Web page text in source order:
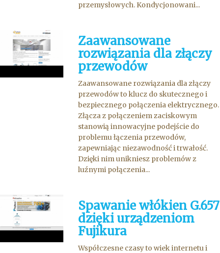
przemysłowych. Kondycjonowani...
Zaawansowane
rozwiązania dla złączy
przewodów
Zaawansowane rozwiązania dla złączy
przewodów to klucz do skutecznego i
bezpiecznego połączenia elektrycznego.
Złącza z połączeniem zaciskowym
stanowią innowacyjne podejście do
problemu łączenia przewodów,
zapewniając niezawodność i trwałość.
Dzięki nim unikniesz problemów z
luźnymi połączenia...
Spawanie włókien G.657
dzięki urządzeniom
Fujikura
Współczesne czasy to wiek internetu i